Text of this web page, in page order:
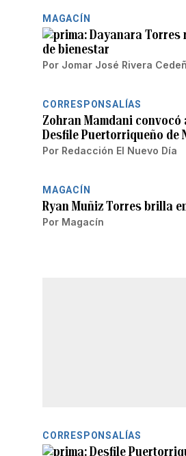
MAGACÍN
Dayanara Torres
de bienestar
Por Jomar José Rivera
CORRESPONSALÍAS
Zohran Mamdani
Desfile Puertorriqueño de
Por Redacción El Nuevo Día
MAGACÍN
Ryan Muñiz Torres brilla
Por Magacín
CORRESPONSALÍAS
Desfile